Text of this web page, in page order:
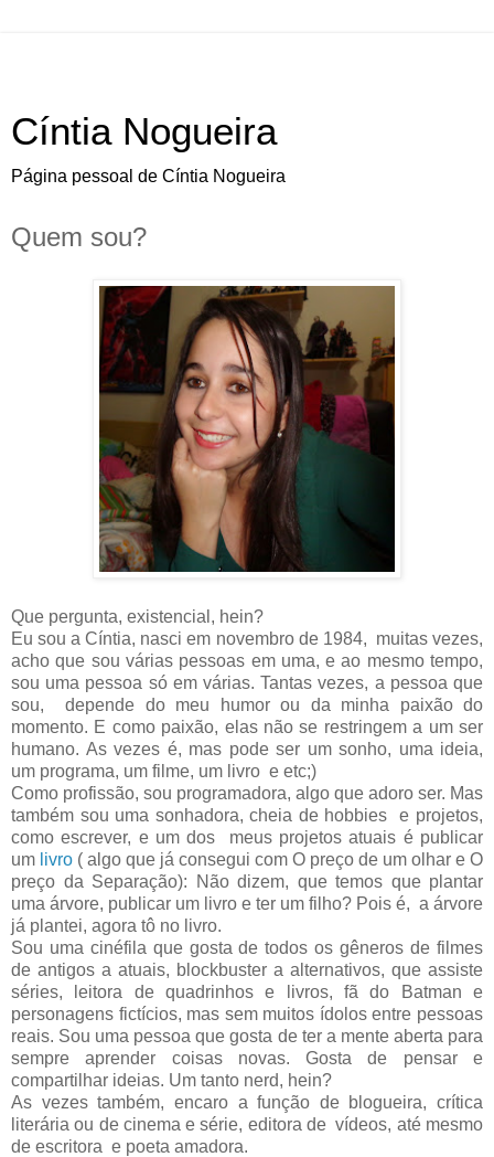
Cíntia Nogueira
Página pessoal de Cíntia Nogueira
Quem sou?
Que pergunta, existencial, hein?
Eu sou a Cíntia, nasci em novembro de 1984, muitas vezes,
acho que sou várias pessoas em uma, e ao mesmo tempo,
sou uma pessoa só em várias. Tantas vezes, a pessoa que
sou, depende do meu humor ou da minha paixão do
momento. E como paixão, elas não se restringem a um ser
humano. As vezes é, mas pode ser um sonho, uma ideia,
um programa, um filme, um livro e etc;)
Como profissão, sou programadora, algo que adoro ser. Mas
também sou uma sonhadora, cheia de hobbies e projetos,
como escrever, e um dos meus projetos atuais é publicar
um livro ( algo que já consegui com O preço de um olhar e O
preço da Separação): Não dizem, que temos que plantar
uma árvore, publicar um livro e ter um filho? Pois é, a árvore
já plantei, agora tô no livro.
Sou uma cinéfila que gosta de todos os gêneros de filmes
de antigos a atuais, blockbuster a alternativos, que assiste
séries, leitora de quadrinhos e livros, fã do Batman e
personagens fictícios, mas sem muitos ídolos entre pessoas
reais. Sou uma pessoa que gosta de ter a mente aberta para
sempre aprender coisas novas. Gosta de pensar e
compartilhar ideias. Um tanto nerd, hein?
As vezes também, encaro a função de blogueira, crítica
literária ou de cinema e série, editora de vídeos, até mesmo
de escritora e poeta amadora.